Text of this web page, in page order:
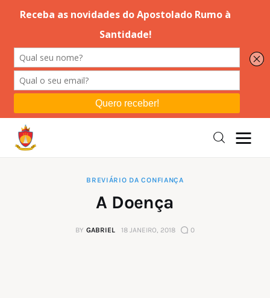
Editorial
Orações
Instruções
Espiritualidade
BREVIÁRIO DA CONFIANÇA
A Doença
BY GABRIEL 18 JANEIRO, 2018 0